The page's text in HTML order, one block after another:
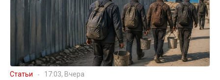
Статьи 17:03, Вчера